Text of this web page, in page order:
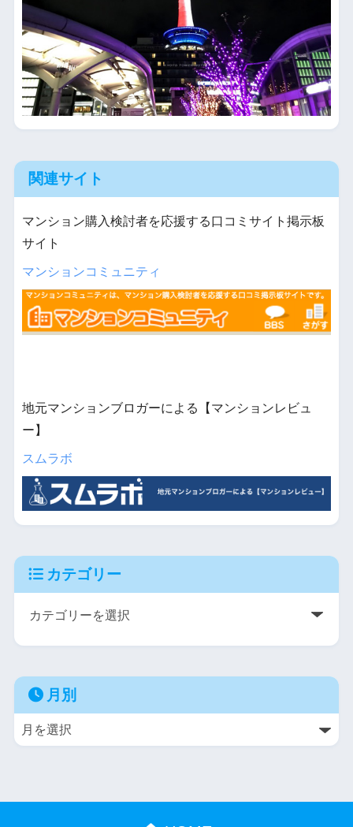
関連サイト
マンション購入検討者を応援する口コミサイト掲示板
サイト
マンションコミュニティ
地元マンションブロガーによる【マンションレビュ
ー】
スムラボ
カテゴリー
月別